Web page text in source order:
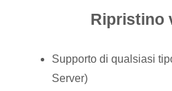
Ripristino
Supporto di qualsiasi
Server)